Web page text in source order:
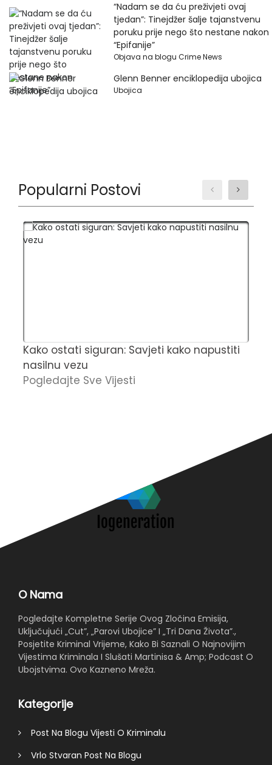
“Nadam se da ću preživjeti ovaj
tjedan”: Tinejdžer šalje tajanstvenu
poruku prije nego što nestane nakon
“Epifanije”
Objava na blogu Crime News
Glenn Benner enciklopedija ubojica
Ubojica
Popularni Postovi
Kako ostati siguran: Savjeti kako napustiti
nasilnu vezu
Pogledajte Sve Vijesti
O Nama
Pogledajte Kompletne Serije Ovog Zločina Emisija,
Uključujući „Cut”, „Parovi Ubojice” I „Tri Dana Života”.,
Posjetite Kriminal Vrijeme, Kako Bi Saznali O Najnovijim
Vijestima Kriminala I Slušati Martinisa & Amp; Podcast O
Ubojstvima. Ovo Kazneno Mreža.
Kategorije
Post Na Blogu Vijesti O Kriminalu
Vrlo Stvaran Post Na Blogu